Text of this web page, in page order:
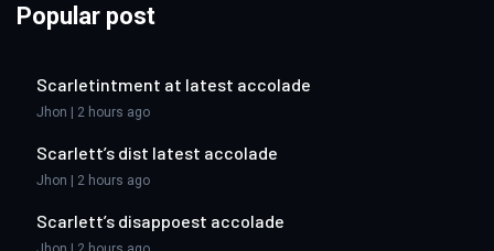
Popular post
Scarletintment at latest accolade
Jhon | 2 hours ago
Scarlett’s dist latest accolade
Jhon | 2 hours ago
Scarlett’s disappoest accolade